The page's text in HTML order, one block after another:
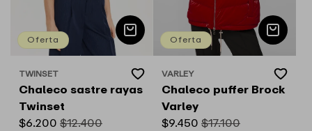
Oferta
Proveedor:
TWINSET
Add
to
Wishlist
Chaleco sastre rayas
Twinset
Precio
$6.200 Precio
$12.400
Oferta
Proveedor:
VARLEY
Add
to
Wishlist
Chaleco puffer Brock
Varley
Precio
$9.450 Precio
$17.100